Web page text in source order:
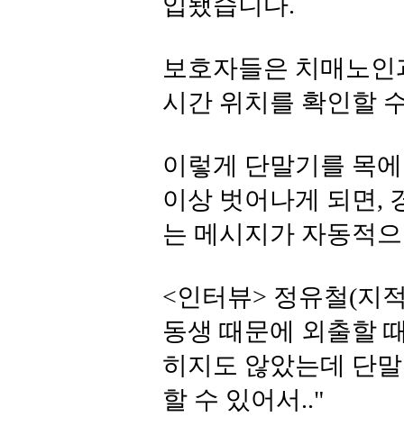
보호자들은 치매노
시간 위치를 확인할
이렇게 단말기를 목
이상 벗어나게 되면,
는 메시지가 자동적
<인터뷰> 정유철(지
동생 때문에 외출할
히지도 않았는데 단
할 수 있어서.."